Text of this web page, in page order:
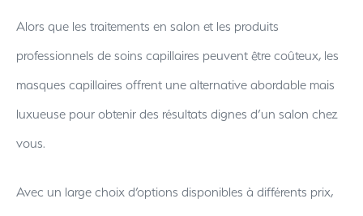
Alors que les traitements en salon et les produits
professionnels de soins capillaires peuvent être coûteux, les
masques capillaires offrent une alternative abordable mais
luxueuse pour obtenir des résultats dignes d’un salon chez
vous.
Avec un large choix d’options disponibles à différents prix,